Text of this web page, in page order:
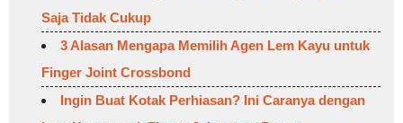
Saja Tidak Cukup
3 Alasan Mengapa Memilih Agen Lem Kayu untuk
Finger Joint Crossbond
Ingin Buat Kotak Perhiasan? Ini Caranya dengan